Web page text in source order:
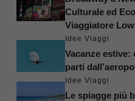
Culturale ed
Viaggiatore
Idee Viaggi
Vacanze estive:
parti
Idee Viaggi
Le spiagge più